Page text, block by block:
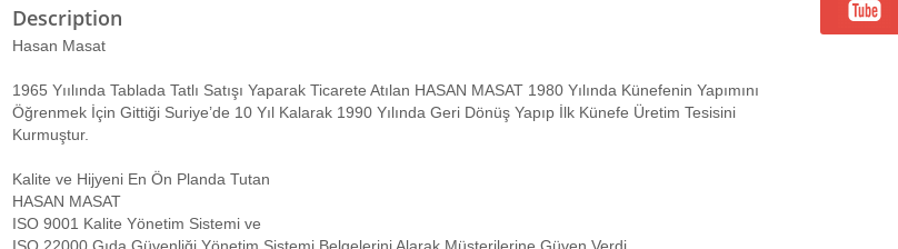
Description
Hasan Masat
1965 Yıılında Tablada Tatlı Satışı Yaparak Ticarete Atılan HASAN MASAT 1980 Yılında Künefenin Yapımını
Öğrenmek İçin Gittiği Suriye’de 10 Yıl Kalarak 1990 Yılında Geri Dönüş Yapıp İlk Künefe Üretim Tesisini
Kurmuştur.
Kalite ve Hijyeni En Ön Planda Tutan
HASAN MASAT
ISO 9001 Kalite Yönetim Sistemi ve